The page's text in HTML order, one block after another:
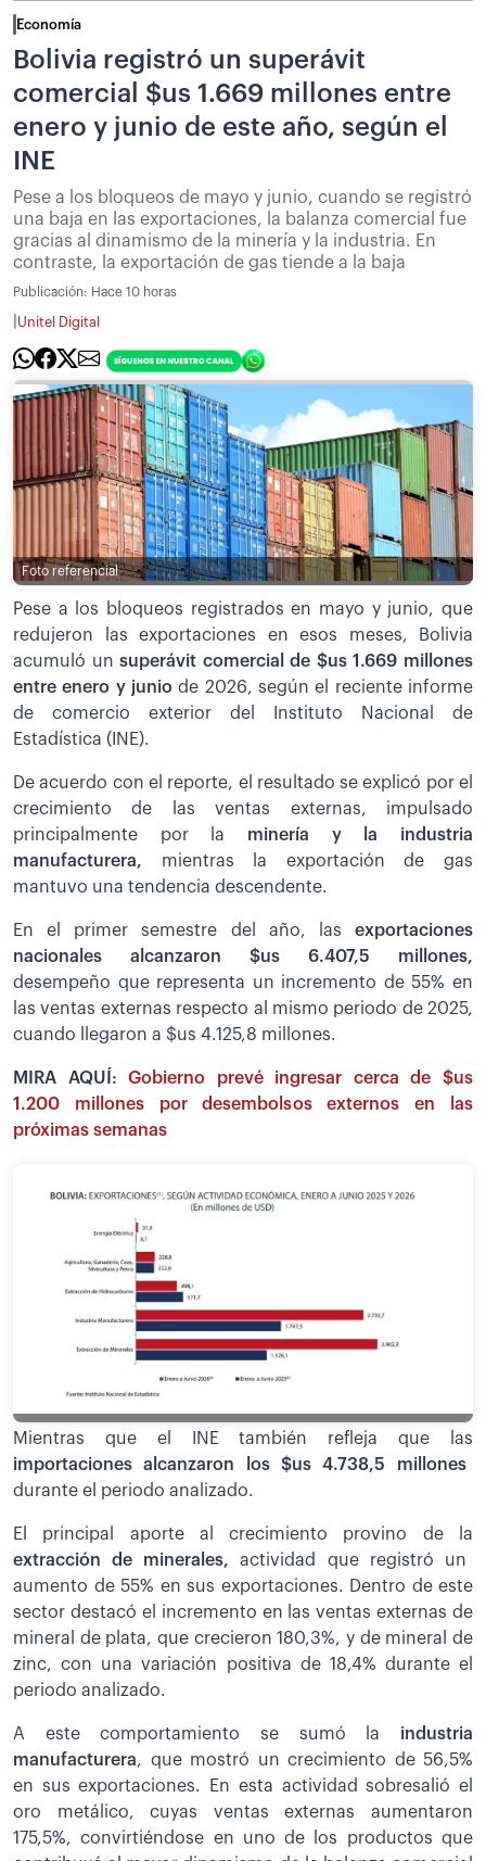
Economía
Bolivia registró un superávit
comercial $us 1.669 millones entre
enero y junio de este año, según el
INE
Pese a los bloqueos de mayo y junio, cuando se registró
una baja en las exportaciones, la balanza comercial fue
gracias al dinamismo de la minería y la industria. En
contraste, la exportación de gas tiende a la baja
Publicación: Hace 10 horas
Unitel Digital
Foto referencial
Pese a los bloqueos registrados en mayo y junio, que
redujeron las exportaciones en esos meses, Bolivia
acumuló unsuperávit comercial de $us 1.669 millones
entre enero y junio de 2026, según el reciente informe
de comercio exterior del Instituto Nacional de
Estadística (INE).
De acuerdo con el reporte, el resultado se explicó por el
crecimiento de las ventas externas, impulsado
principalmente por la minería y la industria
manufacturera, mientras la exportación de gas
mantuvo una tendencia descendente.
En el primer semestre del año, las exportaciones
nacionales alcanzaron $us 6.407,5 millones,
desempeño que representa un incremento de 55% en
las ventas externas respecto al mismo periodo de 2025,
cuando llegaron a $us 4.125,8 millones.
MIRA AQUÍ:Gobierno prevé ingresar cerca de $us
1.200 millones por desembolsos externos en las
próximas semanas
Mientras que el INE también refleja que las
importaciones alcanzaron los $us 4.738,5 millones
durante el periodo analizado.
El principal aporte al crecimiento provino de la
extracción de minerales,actividad que registró un
aumento de 55% en sus exportaciones. Dentro de este
sector destacó el incremento en las ventas externas de
mineral de plata, que crecieron 180,3%, y de mineral de
zinc, con una variación positiva de 18,4% durante el
periodo analizado.
A este comportamiento se sumó la industria
manufacturera, que mostró un crecimiento de 56,5%
en sus exportaciones. En esta actividad sobresalió el
oro metálico, cuyas ventas externas aumentaron
175,5%, convirtiéndose en uno de los productos que